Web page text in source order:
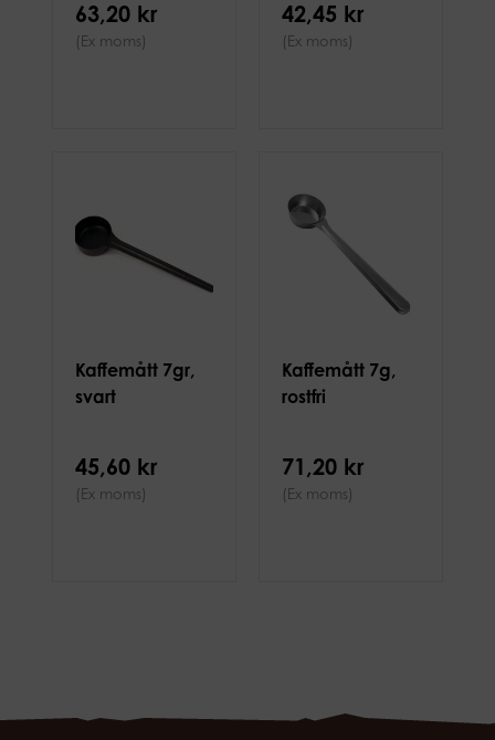
63,20 kr
(Ex moms)
42,45 kr
(Ex moms)
Kaffemått 7gr,
svart
45,60 kr
(Ex moms)
Kaffemått 7g,
rostfri
71,20 kr
(Ex moms)